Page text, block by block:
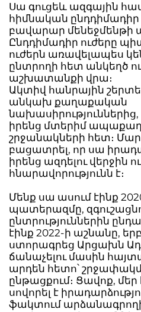
Սա գուցեև ազգային
հիմնական ընդդիմադիր
բավարար մենեջմենթի
Ընդդիմադիր ուժերը
ուժերն առավելապես
ընտրողի հետ անկեղծ
աշխատանքի վրա։
Ակտիվ հանրային
անկախ քաղաքական
իրենց մտերիմ
շրջանակների հետ։
բացատրել, որ սա
իրենց ազդելու վերջին
հնարավորությունն է։
Մենք սա ասում էինք
պատերազմը,
ընտրություններին
էինք 2022-ի աշնանը,
ստորագրեց Արցախն
ճանաչելու մասին
արդեն հետո՝
ընթացքում։ Ցավոք,
սովորել է
ֆակտում արձանագրողի